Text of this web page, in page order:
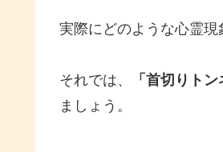
実際にどのような心霊現
それでは、 「首切りト
ましょう。